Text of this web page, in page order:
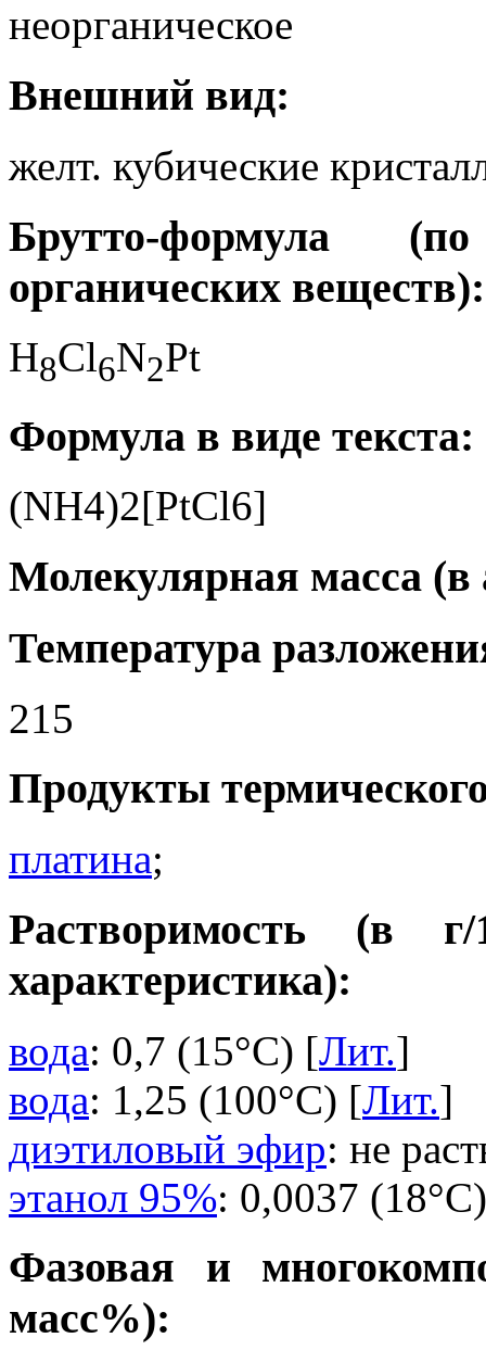
неорганическое
Внешний вид:
желт. кубические
Брутто-формула
органических веществ):
H8Cl6N2Pt
Формула в виде текста:
(NH4)2[PtCl6]
Молекулярная масса (в
Температура
215
Продукты
платина;
Растворимость (в
характеристика):
вода: 0,7 (15°C) [Лит.]
вода: 1,25 (100°C) [Лит.]
диэтиловый эфир: не
этанол 95%: 0,0037
Фазовая и
масс%):